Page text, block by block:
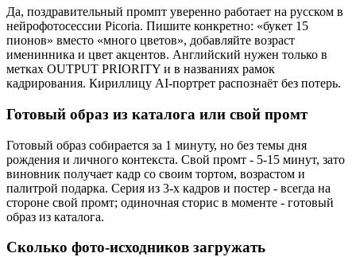
Да, поздравительный промпт уверенно работает на русском в
нейрофотосессии Picoria. Пишите конкретно: «букет 15
пионов» вместо «много цветов», добавляйте возраст
именинника и цвет акцентов. Английский нужен только в
метках OUTPUT PRIORITY и в названиях рамок
кадрирования. Кириллицу AI-портрет распознаёт без потерь.
Готовый образ из каталога или свой промт
Готовый образ собирается за 1 минуту, но без темы дня
рождения и личного контекста. Свой промт - 5-15 минут, зато
виновник получает кадр со своим тортом, возрастом и
палитрой подарка. Серия из 3-х кадров и постер - всегда на
стороне свой промт; одиночная сторис в моменте - готовый
образ из каталога.
Сколько фото-исходников загружать